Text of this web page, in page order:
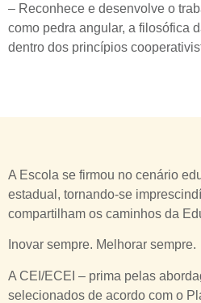
– Reconhece e desenvolve o
como pedra angular, a filosófica
dentro dos princípios
A Escola se firmou no cenário
estadual, tornando-se
compartilham os caminhos da
Inovar sempre. Melhorar sempre.
A CEI/ECEI – prima pelas
selecionados de acordo com o